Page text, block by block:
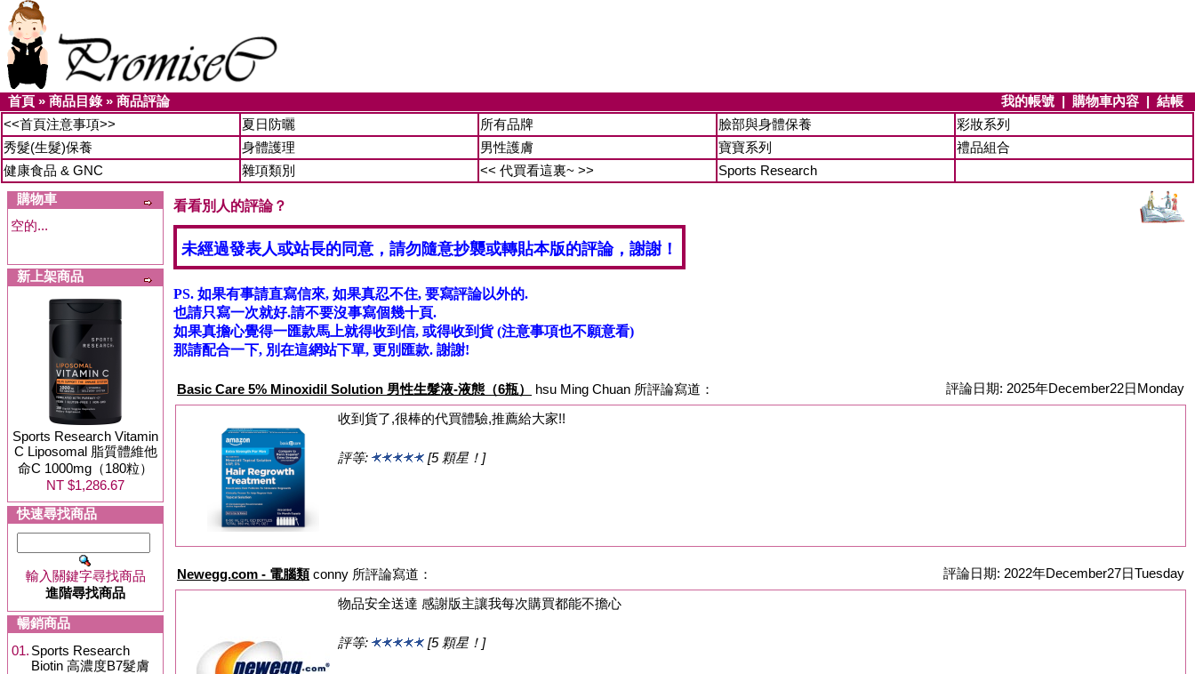
首頁 » 商品目錄» 商品評論 我的帳號 | 購物車內容 | 結帳
<<首頁注意事項>>
夏日防曬 所有品牌 臉部與身體保養
彩妝系列
秀髮(生髮)保養
身體護理 男性護膚 寶寶系列
禮品組合
健康食品 & GNC
雜項類別 << 代買看這裏~ >>
Sports Research
購物車
空的...
新上架商品
Sports Research Vitamin
C Liposomal 脂質體維他
命C 1000mg（180粒）
NT $1,286.67
快速尋找商品
輸入關鍵字尋找商品
進階尋找商品
暢銷商品
01. Sports Research
Biotin 高濃度B7髮膚
看看別人的評論？
未經過發表人或站長的同意，請勿隨意抄襲或轉貼本版的評論，謝謝！
PS. 如果有事請直寫信來, 如果真忍不住, 要寫評論以外的.
也請只寫一次就好.請不要沒事寫個幾十頁.
如果真擔心覺得一匯款馬上就得收到信, 或得收到貨 (注意事項也不願意看)
那請配合一下, 別在這網站下單, 更別匯款. 謝謝!
Basic Care 5% Minoxidil Solution 男性生髮液-液態（6瓶） hsu Ming Chuan 所評論寫道：
評論日期: 2025年December22日Monday
收到貨了,很棒的代買體驗,推薦給大家!!
評等: [5 顆星！]
Newegg.com - 電腦類 conny 所評論寫道：
評論日期: 2022年December27日Tuesday
物品安全送達 感謝版主讓我每次購買都能不擔心
評等: [5 顆星！]